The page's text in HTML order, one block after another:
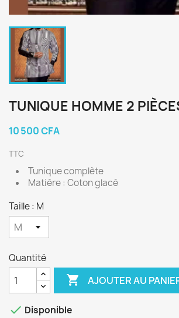
TUNIQUE HOMME 2
10 500 CFA
TTC
Tunique complète
Matière : Coton glacé
Taille : M
Quantité
 AJOUTER AU
 Disponible